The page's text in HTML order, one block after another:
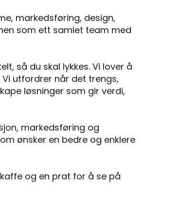
markedsføring, design,
som ett samlet team med
så du skal lykkes. Vi lover å
utfordrer når det trengs,
løsninger som gir verdi,
markedsføring og
ønsker en bedre og enklere
og en prat for å se på